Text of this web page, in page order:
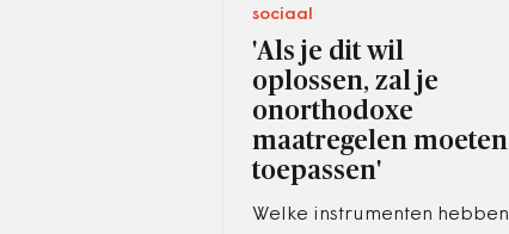
sociaal
'Als je dit wil
oplossen, zal je
onorthodoxe
maatregelen moeten
toepassen'
Welke instrumenten hebben